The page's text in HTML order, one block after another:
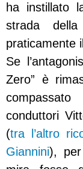
ha instillato
strada della
praticamente
Se
Zero” è
conduttori
(tra l’altro
Giannini),